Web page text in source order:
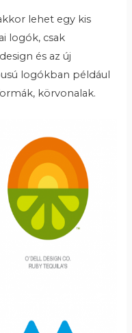
lehet egy kis
logók, csak
és az új
logókban például
körvonalak.